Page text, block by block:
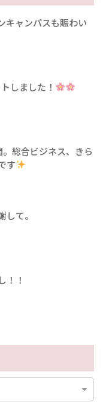
キャンパスも賑わい
しました！
総合ビジネス、きら
す
して。
！！